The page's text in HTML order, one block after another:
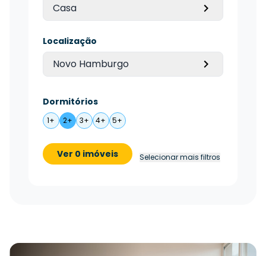
Casa
Localização
Novo Hamburgo
Dormitórios
1+ 2+ 3+ 4+ 5+
Ver 0 imóveis Selecionar mais filtros